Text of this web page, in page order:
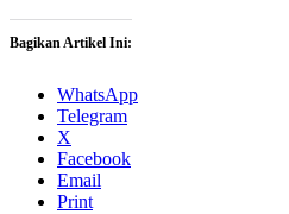
Bagikan Artikel Ini:
WhatsApp
Telegram
X
Facebook
Email
Print